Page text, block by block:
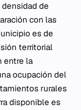
de
con las
es de
territorial
entre la
ocupación del
rurales
disponible es